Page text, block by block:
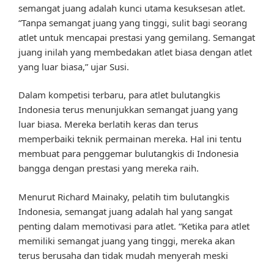
semangat juang adalah kunci utama kesuksesan atlet.
“Tanpa semangat juang yang tinggi, sulit bagi seorang
atlet untuk mencapai prestasi yang gemilang. Semangat
juang inilah yang membedakan atlet biasa dengan atlet
yang luar biasa,” ujar Susi.
Dalam kompetisi terbaru, para atlet bulutangkis
Indonesia terus menunjukkan semangat juang yang
luar biasa. Mereka berlatih keras dan terus
memperbaiki teknik permainan mereka. Hal ini tentu
membuat para penggemar bulutangkis di Indonesia
bangga dengan prestasi yang mereka raih.
Menurut Richard Mainaky, pelatih tim bulutangkis
Indonesia, semangat juang adalah hal yang sangat
penting dalam memotivasi para atlet. “Ketika para atlet
memiliki semangat juang yang tinggi, mereka akan
terus berusaha dan tidak mudah menyerah meski